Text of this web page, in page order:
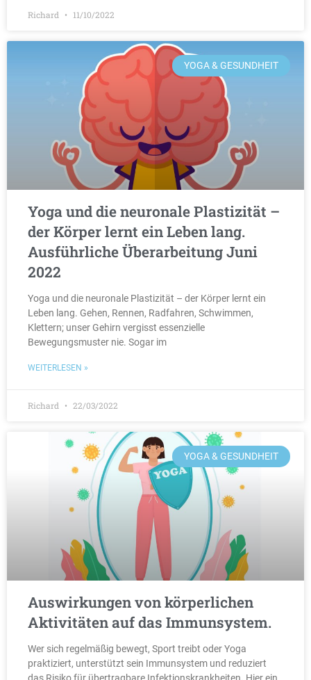
Richard 11/10/2022
YOGA & GESUNDHEIT
Yoga und die neuronale Plastizität –
der Körper lernt ein Leben lang.
Ausführliche Überarbeitung Juni
2022
Yoga und die neuronale Plastizität – der Körper lernt ein
Leben lang. Gehen, Rennen, Radfahren, Schwimmen,
Klettern; unser Gehirn vergisst essenzielle
Bewegungsmuster nie. Sogar im
WEITERLESEN »
Richard 22/03/2022
YOGA & GESUNDHEIT
Auswirkungen von körperlichen
Aktivitäten auf das Immunsystem.
Wer sich regelmäßig bewegt, Sport treibt oder Yoga
praktiziert, unterstützt sein Immunsystem und reduziert